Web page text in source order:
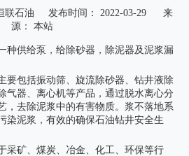
石油 发布时间： 2022-03-29 来
源： 本站
种供给泵，给除砂器，除泥器及泥浆漏
要包括振动筛、旋流除砂器、钻井液除
气器、离心机等产品，通过脱水离心分
，去除泥浆中的有害物质。浆不落地系
染泥浆，有效的确保石油钻井安全生
采矿、煤炭、冶金、化工、环保等行